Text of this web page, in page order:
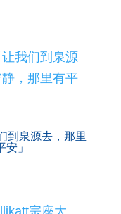
泉源去，那里
」